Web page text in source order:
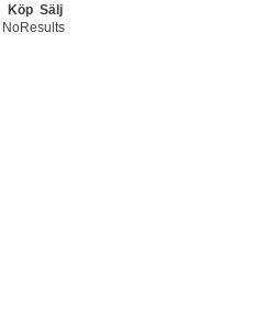
Köp Sälj
NoResults